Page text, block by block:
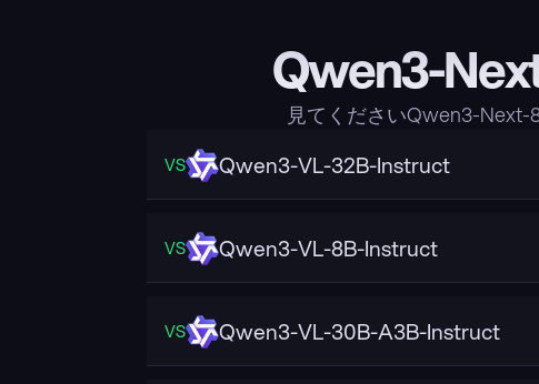
Qwen3-
見てくださいQwen3-Next-
VS Qwen3-VL-32B-Instruct
VS Qwen3-VL-8B-Instruct
VS Qwen3-VL-30B-A3B-Instruct